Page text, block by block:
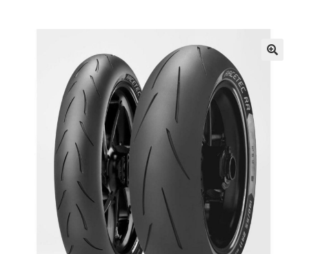
menu
Kaip užsisakyti
Kontaktai